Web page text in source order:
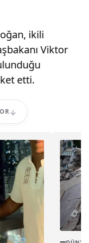
ikili
Viktor
etti.